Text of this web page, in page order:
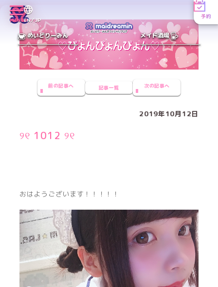
MENUEN／JP
予約
めいどりーみん メイド酒場
前の記事へ 記事一覧 次の記事へ
2019年10月12日
୨୧ 1012 ୨୧
おはようございます！！！！！